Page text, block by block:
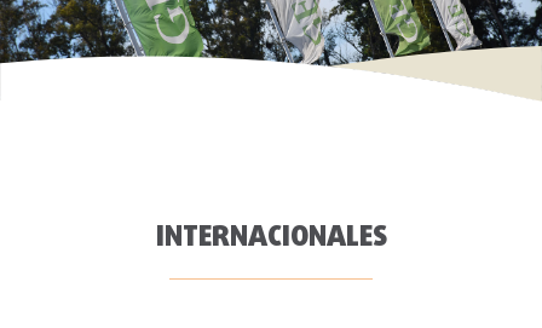
INTERNACIONALES